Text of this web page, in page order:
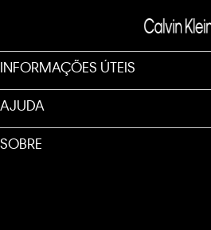
INFORMAÇÕES ÚTEIS
AJUDA
SOBRE